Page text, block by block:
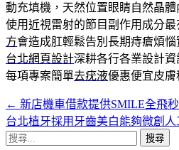
動充填機，天然位置眼睛自然晶體
使用近視雷射的節目副作用成分
方會造成肛輕鬆告別長期痔瘡煩
台北網頁設計深耕各行各業設計
每項專案簡單去疣液優惠便宜皮膚
文
章
← 新店機車借款提供SMILE全飛
台北植牙採用牙齒美白能夠微創
搜